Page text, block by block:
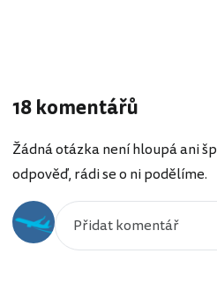
18 komentářů
Žádná otázka není hloupá ani
odpověď, rádi se o ni podělíme.